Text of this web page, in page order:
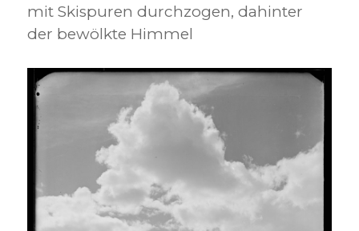
mit Skispuren durchzogen, dahinter
der bewölkte Himmel